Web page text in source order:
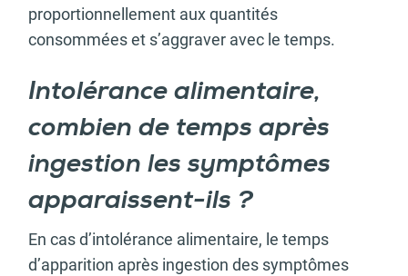
proportionnellement aux quantités
consommées et s’aggraver avec le temps.
Intolérance alimentaire,
combien de temps après
ingestion les symptômes
apparaissent-ils ?
En cas d’intolérance alimentaire, le temps
d’apparition après ingestion des symptômes